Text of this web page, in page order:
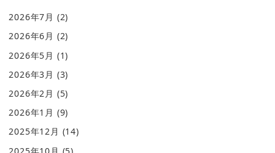
2026年7月 (2)
2026年6月 (2)
2026年5月 (1)
2026年3月 (3)
2026年2月 (5)
2026年1月 (9)
2025年12月 (14)
2025年10月 (5)